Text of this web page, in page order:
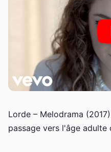
Lorde – Melodrama
passage vers l'âge adulte